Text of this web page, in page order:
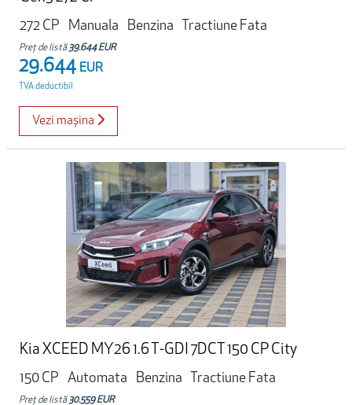
272 CP
Manuala Benzina Tractiune Fata
Preț de listă 39.644 EUR
29.644 EUR
TVA deductibil
Vezi mașina
Kia XCEED MY26 1.6 T-GDI 7DCT 150 CP City
150 CP
Automata Benzina Tractiune Fata
Preț de listă 30.559 EUR